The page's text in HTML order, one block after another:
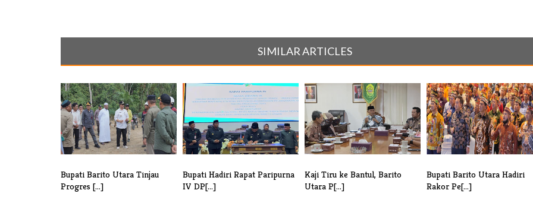
SIMILAR ARTICLES
Bupati Barito Utara Tinjau
Progres [...]
Bupati Hadiri Rapat Paripurna
IV DP[...]
Kaji Tiru ke Bantul, Barito
Utara P[...]
Bupati Barito Utara Hadiri
Rakor Pe[...]